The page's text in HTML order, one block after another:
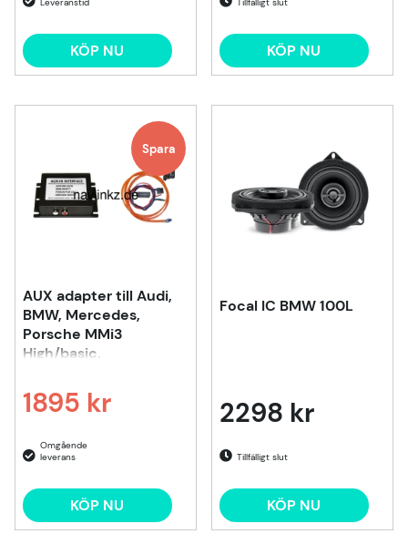
KÖP NU KÖP NU
Spara
AUX adapter till Audi,
BMW, Mercedes,
Porsche MMi3
High/basic,
1895 kr
Ordinarie pris:
KÖP NU
Focal IC BMW 100L
2298 kr
Tillfälligt slut
KÖP NU